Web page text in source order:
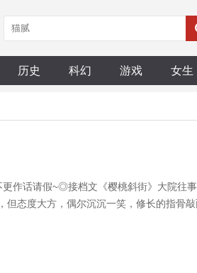
历史 科幻 游戏 女生
作话请假~◎接档文《樱桃斜街》大院往
但态度大方，偶尔沉沉一笑，修长的指骨
平八稳地说：“赵先生，您好。”赵赟庭手